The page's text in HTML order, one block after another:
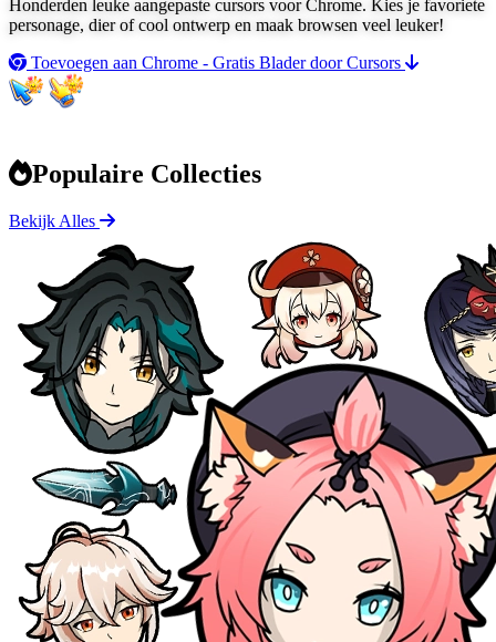
Honderden leuke aangepaste cursors voor Chrome. Kies je favoriete
personage, dier of cool ontwerp en maak browsen veel leuker!
Toevoegen aan Chrome - Gratis Blader door Cursors
Populaire Collecties
Bekijk Alles